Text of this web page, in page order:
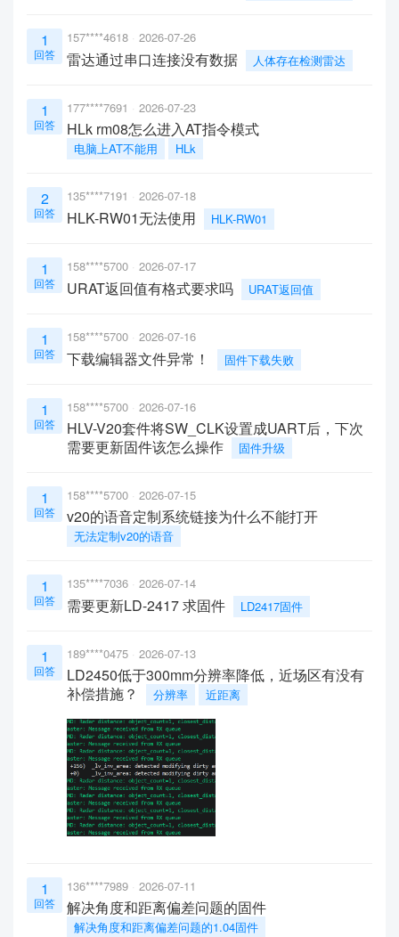
1
回答
157****4618 2026-07-26
雷达通过串口连接没有数据 人体存在检测雷达
1
回答
177****7691 2026-07-23
HLk rm08怎么进入AT指令模式
电脑上AT不能用 HLk
2
回答
135****7191 2026-07-18
HLK-RW01无法使用 HLK-RW01
1
回答
158****5700 2026-07-17
URAT返回值有格式要求吗 URAT返回值
1
回答
158****5700 2026-07-16
下载编辑器文件异常！ 固件下载失败
1
回答
158****5700 2026-07-16
HLV-V20套件将SW_CLK设置成UART后，下次
需要更新固件该怎么操作
固件升级
1
回答
158****5700 2026-07-15
v20的语音定制系统链接为什么不能打开
无法定制v20的语音
1
回答
135****7036 2026-07-14
需要更新LD-2417 求固件 LD2417固件
1
回答
189****0475 2026-07-13
LD2450低于300mm分辨率降低，近场区有没有
补偿措施？
分辨率 近距离
1
回答
136****7989 2026-07-11
解决角度和距离偏差问题的固件
解决角度和距离偏差问题的1.04固件